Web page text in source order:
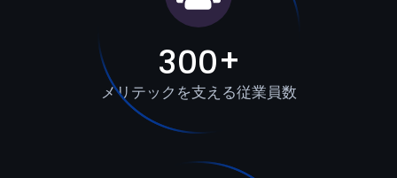
300+
メリテックを支える従業員数